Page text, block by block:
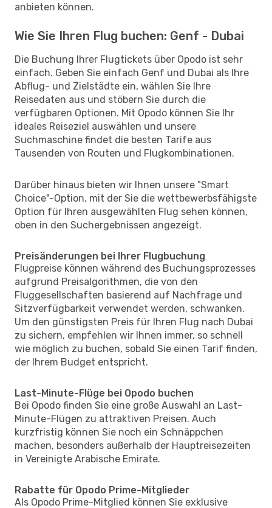
anbieten können.
Wie Sie Ihren Flug buchen: Genf - Dubai
Die Buchung Ihrer Flugtickets über Opodo ist sehr
einfach. Geben Sie einfach Genf und Dubai als Ihre
Abflug- und Zielstädte ein, wählen Sie Ihre
Reisedaten aus und stöbern Sie durch die
verfügbaren Optionen. Mit Opodo können Sie Ihr
ideales Reiseziel auswählen und unsere
Suchmaschine findet die besten Tarife aus
Tausenden von Routen und Flugkombinationen.
Darüber hinaus bieten wir Ihnen unsere "Smart
Choice"-Option, mit der Sie die wettbewerbsfähigste
Option für Ihren ausgewählten Flug sehen können,
oben in den Suchergebnissen angezeigt.
Preisänderungen bei Ihrer Flugbuchung
Flugpreise können während des Buchungsprozesses
aufgrund Preisalgorithmen, die von den
Fluggesellschaften basierend auf Nachfrage und
Sitzverfügbarkeit verwendet werden, schwanken.
Um den günstigsten Preis für Ihren Flug nach Dubai
zu sichern, empfehlen wir Ihnen immer, so schnell
wie möglich zu buchen, sobald Sie einen Tarif finden,
der Ihrem Budget entspricht.
Last-Minute-Flüge bei Opodo buchen
Bei Opodo finden Sie eine große Auswahl an Last-
Minute-Flügen zu attraktiven Preisen. Auch
kurzfristig können Sie noch ein Schnäppchen
machen, besonders außerhalb der Hauptreisezeiten
in Vereinigte Arabische Emirate.
Rabatte für Opodo Prime-Mitglieder
Als Opodo Prime-Mitglied können Sie exklusive